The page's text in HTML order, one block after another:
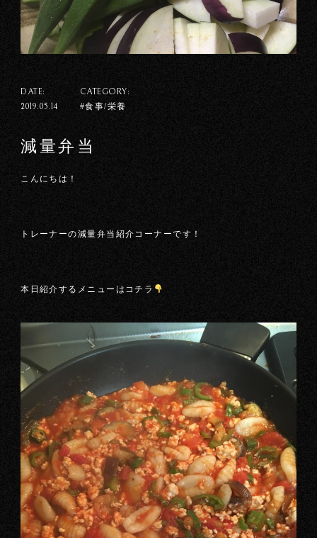
DATE:
2019.05.14
CATEGORY:
#食事/栄養
減量弁当
こんにちは！
トレーナーの減量弁当紹介コーナーです！
本日紹介するメニューはコチラ